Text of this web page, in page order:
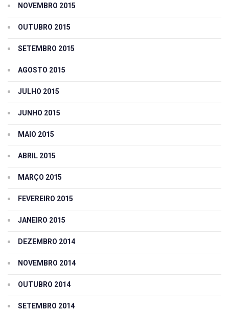
NOVEMBRO 2015
OUTUBRO 2015
SETEMBRO 2015
AGOSTO 2015
JULHO 2015
JUNHO 2015
MAIO 2015
ABRIL 2015
MARÇO 2015
FEVEREIRO 2015
JANEIRO 2015
DEZEMBRO 2014
NOVEMBRO 2014
OUTUBRO 2014
SETEMBRO 2014